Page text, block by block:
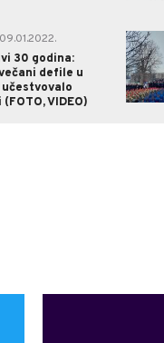
09.01.2022.
30 godina:
defile u
VIDEO)